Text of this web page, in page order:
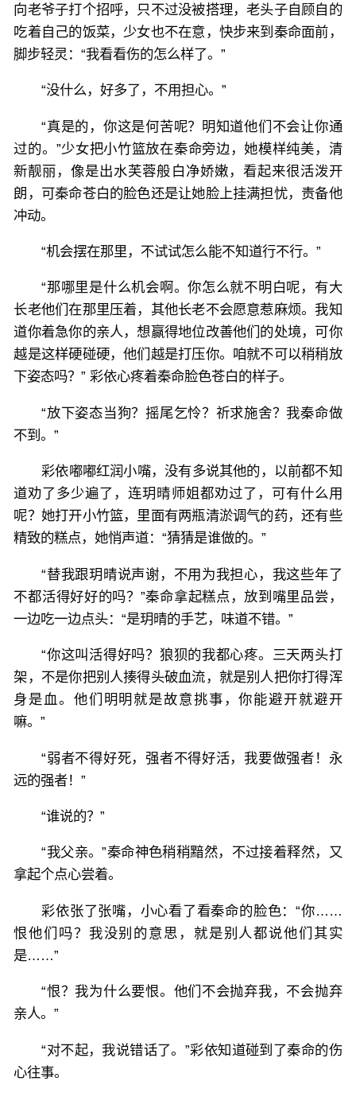
向老爷子打个招呼，只不过没被搭理，老头子自顾自的
吃着自己的饭菜，少女也不在意，快步来到秦命面前，
脚步轻灵：“我看看伤的怎么样了。”
“没什么，好多了，不用担心。”
“真是的，你这是何苦呢？明知道他们不会让你通
过的。”少女把小竹篮放在秦命旁边，她模样纯美，清
新靓丽，像是出水芙蓉般白净娇嫩，看起来很活泼开
朗，可秦命苍白的脸色还是让她脸上挂满担忧，责备他
冲动。
“机会摆在那里，不试试怎么能不知道行不行。”
“那哪里是什么机会啊。你怎么就不明白呢，有大
长老他们在那里压着，其他长老不会愿意惹麻烦。我知
道你着急你的亲人，想赢得地位改善他们的处境，可你
越是这样硬碰硬，他们越是打压你。咱就不可以稍稍放
下姿态吗？” 彩依心疼着秦命脸色苍白的样子。
“放下姿态当狗？摇尾乞怜？祈求施舍？我秦命做
不到。”
彩依嘟嘟红润小嘴，没有多说其他的，以前都不知
道劝了多少遍了，连玥晴师姐都劝过了，可有什么用
呢？她打开小竹篮，里面有两瓶清淤调气的药，还有些
精致的糕点，她悄声道：“猜猜是谁做的。”
“替我跟玥晴说声谢，不用为我担心，我这些年了
不都活得好好的吗？”秦命拿起糕点，放到嘴里品尝，
一边吃一边点头：“是玥晴的手艺，味道不错。”
“你这叫活得好吗？狼狈的我都心疼。三天两头打
架，不是你把别人揍得头破血流，就是别人把你打得浑
身是血。他们明明就是故意挑事，你能避开就避开
嘛。”
“弱者不得好死，强者不得好活，我要做强者！永
远的强者！”
“谁说的？”
“我父亲。”秦命神色稍稍黯然，不过接着释然，又
拿起个点心尝着。
彩依张了张嘴，小心看了看秦命的脸色：“你……
恨他们吗？我没别的意思，就是别人都说他们其实
是……”
“恨？我为什么要恨。他们不会抛弃我，不会抛弃
亲人。”
“对不起，我说错话了。”彩依知道碰到了秦命的伤
心往事。